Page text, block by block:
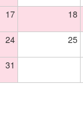
17 18
24 25
31